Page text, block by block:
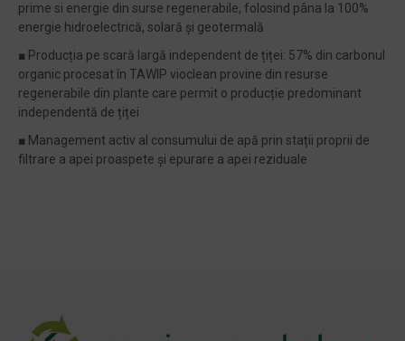
prime si energie din surse regenerabile, folosind pâna la 100%
energie hidroelectrică, solară și geotermală
■ Producția pe scară largă independent de țiței: 57% din carbonul
organic procesat în TAWIP vioclean provine din resurse
regenerabile din plante care permit o producție predominant
independentă de țiței
■ Management activ al consumului de apă prin stații proprii de
filtrare a apei proaspete și epurare a apei reziduale